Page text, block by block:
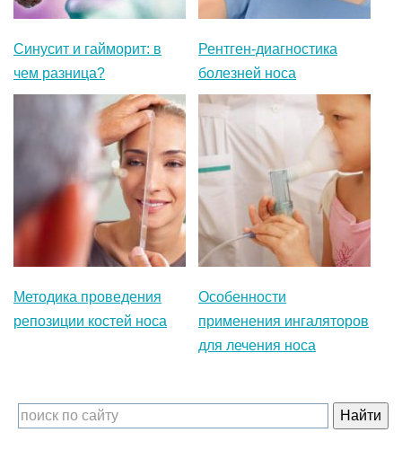
Синусит и гайморит: в
чем разница?
Рентген-диагностика
болезней носа
Методика проведения
репозиции костей носа
Особенности
применения ингаляторов
для лечения носа